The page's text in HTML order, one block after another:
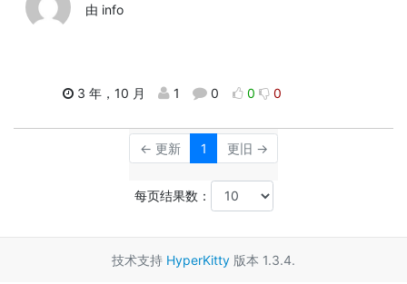
由 info
3 年，10 月 1 0 0 0
← 更新 1 更旧 →
每页结果数：
技术支持 HyperKitty 版本 1.3.4.